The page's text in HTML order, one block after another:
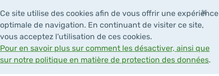
Ce site utilise des cookies afin de vous offrir une expérience
optimale de navigation. En continuant de visiter ce site,
vous acceptez l'utilisation de ces cookies.
Pour en savoir plus sur comment les désactiver, ainsi que
sur notre politique en matière de protection des données.
×